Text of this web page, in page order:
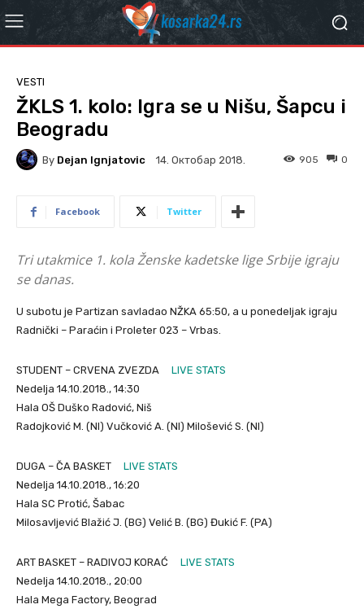
VESTI
ŽKLS 1. kolo: Igra se u Nišu, Šapcu i
Beogradu
By Dejan Ignjatovic 14. Октобар 2018. 0
905
Facebook Twitter
Tri utakmice 1. kola Ženske kadetske lige Srbije igraju
se danas.
U subotu je Partizan savladao NŽKA 65:50, a u ponedeljak igraju
Radnički – Paraćin i Proleter 023 – Vrbas.
STUDENT – CRVENA ZVEZDA LIVE STATS
Nedelja 14.10.2018., 14:30
Hala OŠ Duško Radović, Niš
Radojković M. (NI) Vučković A. (NI) Milošević S. (NI)
DUGA – ČA BASKET LIVE STATS
Nedelja 14.10.2018., 16:20
Hala SC Protić, Šabac
Milosavljević Blažić J. (BG) Velić B. (BG) Đukić F. (PA)
ART BASKET – RADIVOJ KORAĆ LIVE STATS
Nedelja 14.10.2018., 20:00
Hala Mega Factory, Beograd